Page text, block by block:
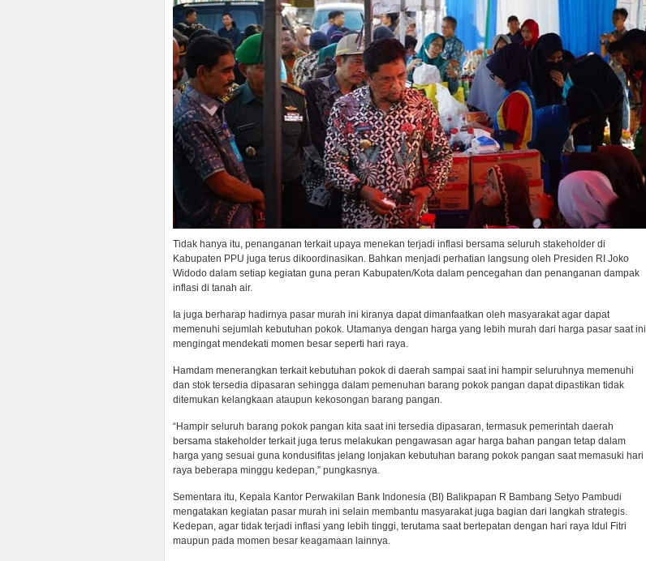
Tidak hanya itu, penanganan terkait upaya menekan terjadi inflasi bersama seluruh stakeholder di
Kabupaten PPU juga terus dikoordinasikan. Bahkan menjadi perhatian langsung oleh Presiden RI Joko
Widodo dalam setiap kegiatan guna peran Kabupaten/Kota dalam pencegahan dan penanganan dampak
inflasi di tanah air.
Ia juga berharap hadirnya pasar murah ini kiranya dapat dimanfaatkan oleh masyarakat agar dapat
memenuhi sejumlah kebutuhan pokok. Utamanya dengan harga yang lebih murah dari harga pasar saat ini
mengingat mendekati momen besar seperti hari raya.
Hamdam menerangkan terkait kebutuhan pokok di daerah sampai saat ini hampir seluruhnya memenuhi
dan stok tersedia dipasaran sehingga dalam pemenuhan barang pokok pangan dapat dipastikan tidak
ditemukan kelangkaan ataupun kekosongan barang pangan.
“Hampir seluruh barang pokok pangan kita saat ini tersedia dipasaran, termasuk pemerintah daerah
bersama stakeholder terkait juga terus melakukan pengawasan agar harga bahan pangan tetap dalam
harga yang sesuai guna kondusifitas jelang lonjakan kebutuhan barang pokok pangan saat memasuki hari
raya beberapa minggu kedepan,” pungkasnya.
Sementara itu, Kepala Kantor Perwakilan Bank Indonesia (BI) Balikpapan R Bambang Setyo Pambudi
mengatakan kegiatan pasar murah ini selain membantu masyarakat juga bagian dari langkah strategis.
Kedepan, agar tidak terjadi inflasi yang lebih tinggi, terutama saat bertepatan dengan hari raya Idul Fitri
maupun pada momen besar keagamaan lainnya.